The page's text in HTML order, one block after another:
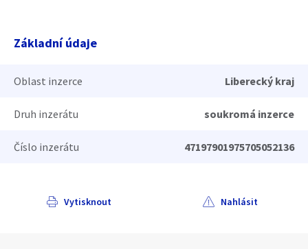
Základní údaje
Oblast inzerce Liberecký kraj
Druh inzerátu soukromá inzerce
Číslo inzerátu 47197901975705052136
Vytisknout Nahlásit